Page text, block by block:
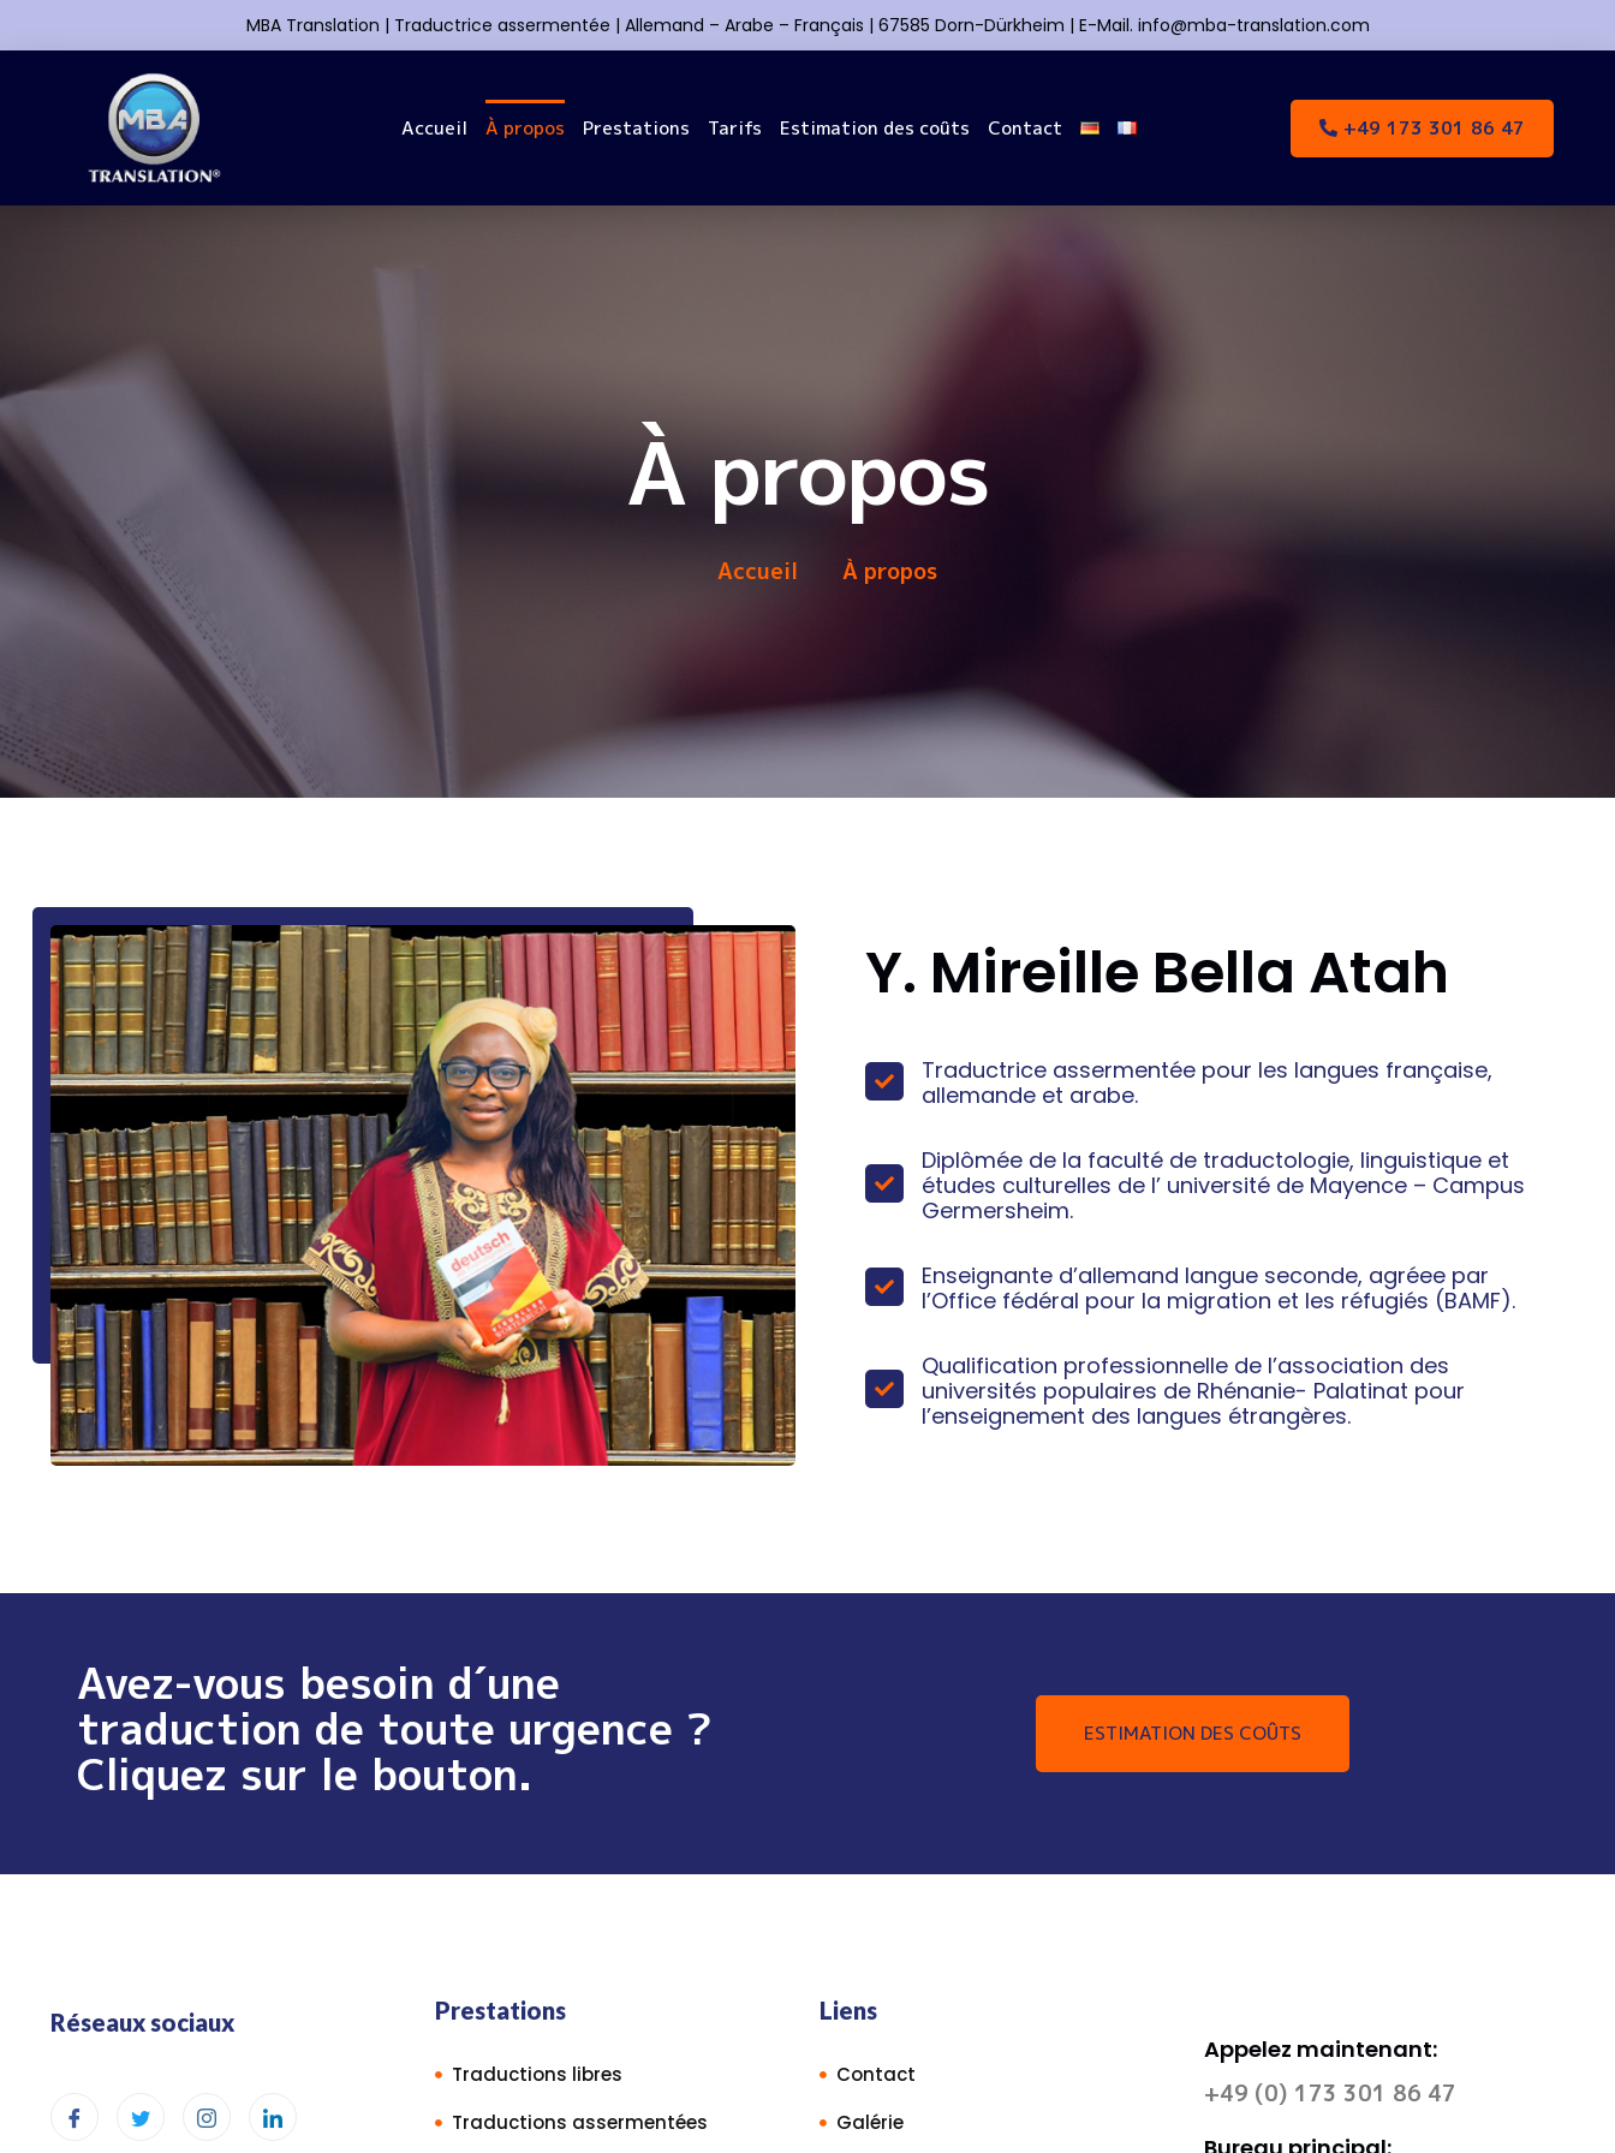
MBA Translation | Traductrice assermentée | Allemand – Arabe – Français | 67585 Dorn-Dürkheim | E-Mail. info@mba-translation.com
Accueil À propos Prestations Tarifs Estimation des coûts Contact +49 173 301 86 47
À propos
Accueil À propos
Y. Mireille Bella Atah
Traductrice assermentée pour les langues française,
allemande et arabe.
Diplômée de la faculté de traductologie, linguistique et
études culturelles de l’ université de Mayence – Campus
Germersheim.
Enseignante d’allemand langue seconde, agréee par
l’Office fédéral pour la migration et les réfugiés (BAMF).
Qualification professionnelle de l’association des
universités populaires de Rhénanie- Palatinat pour
l’enseignement des langues étrangères.
Avez-vous besoin d´une
traduction de toute urgence ?
Cliquez sur le bouton.
ESTIMATION DES COÛTS
Réseaux sociaux Prestations
Traductions libres
Traductions assermentées
Liens
Contact
Galérie
Appelez maintenant:
+49 (0) 173 301 86 47